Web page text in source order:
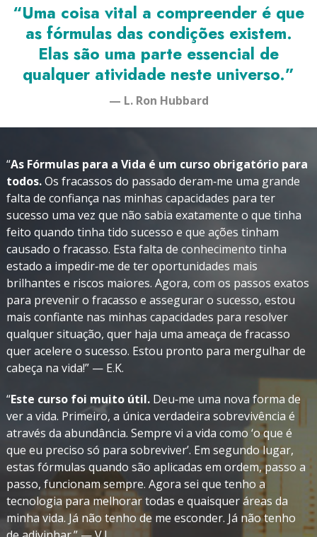
“Uma coisa vital a compreender é que
as fórmulas das condições existem.
Elas são uma parte essencial de
qualquer atividade neste universo.”
— L. Ron Hubbard
“As Fórmulas para a Vida é um curso obrigatório para
todos.Os fracassos do passado deram‑me uma grande
falta de confiança nas minhas capacidades para ter
sucesso uma vez que não sabia exatamente o que tinha
feito quando tinha tido sucesso e que ações tinham
causado o fracasso. Esta falta de conhecimento tinha
estado a impedir‑me de ter oportunidades mais
brilhantes e riscos maiores. Agora, com os passos exatos
para prevenir o fracasso e assegurar o sucesso, estou
mais confiante nas minhas capacidades para resolver
qualquer situação, quer haja uma ameaça de fracasso
quer acelere o sucesso. Estou pronto para mergulhar de
cabeça na vida!” — E.K.
“Este curso foi muito útil. Deu‑me uma nova forma de
ver a vida. Primeiro, a única verdadeira sobrevivência é
através da abundância. Sempre vi a vida como ‘o que é
que eu preciso só para sobreviver’. Em segundo lugar,
estas fórmulas quando são aplicadas em ordem, passo a
passo, funcionam sempre. Agora sei que tenho a
tecnologia para melhorar todas e quaisquer áreas da
minha vida. Já não tenho de me esconder. Já não tenho